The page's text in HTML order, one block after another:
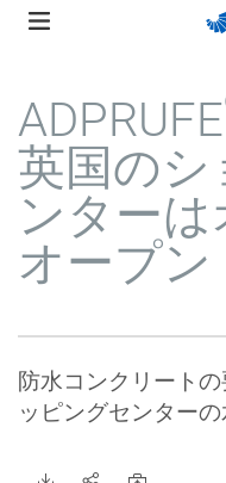
Skip
navigation
ADPRUFE
英国のシ
ンター
オープン
防水コンクリート
ッピングセンターの